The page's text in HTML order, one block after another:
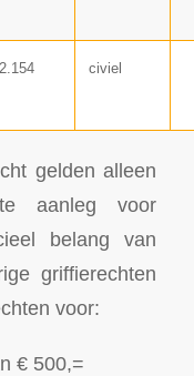
civiel
gelden alleen
aanleg voor
belang van
griffierechten
voor:
€ 500,=